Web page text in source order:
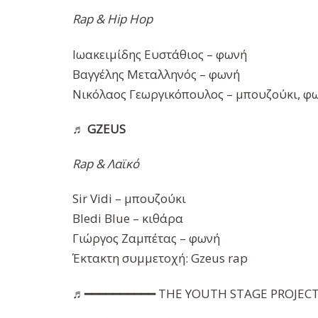
Rap & Hip Hop
Ιωακειμίδης Ευστάθιος – φωνή
Βαγγέλης Μεταλληνός – φωνή
Νικόλαος Γεωργικόπουλος – μπουζούκι,
♬ GZEUS
Rap & Λαϊκό
Sir Vidi – μπουζούκι
Bledi Blue – κιθάρα
Γιώργος Ζαμπέτας – φωνή
Έκτακτη συμμετοχή: Gzeus rap
♬━━━━━━━━━━ THE YOUTH STAGE